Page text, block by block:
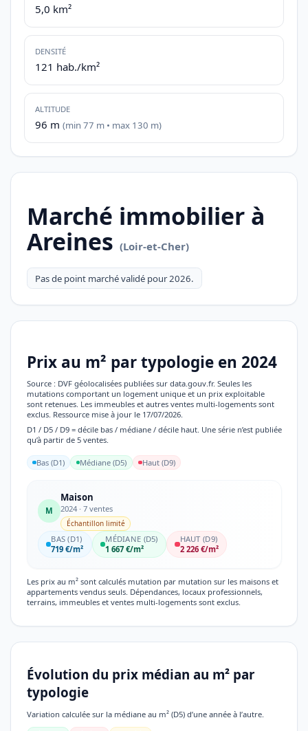
5,0 km²
DENSITÉ
121 hab./km²
ALTITUDE
96 m (min 77 m • max 130 m)
Marché immobilier à
Areines (Loir-et-Cher)
Pas de point marché validé pour 2026.
Prix au m² par typologie en 2024
Source : DVF géolocalisées publiées sur data.gouv.fr. Seules les
mutations comportant un logement unique et un prix exploitable
sont retenues. Les immeubles et autres ventes multi-logements sont
exclus. Ressource mise à jour le 17/07/2026.
D1 / D5 / D9 = décile bas / médiane / décile haut. Une série n’est publiée
qu’à partir de 5 ventes.
Bas (D1) Médiane (D5) Haut (D9)
M
Maison
2024 · 7 ventes
Échantillon limité
BAS (D1)
719 €/m²
MÉDIANE (D5)
1 667 €/m²
HAUT (D9)
2 226 €/m²
Les prix au m² sont calculés mutation par mutation sur les maisons et
appartements vendus seuls. Dépendances, locaux professionnels,
terrains, immeubles et ventes multi-logements sont exclus.
Évolution du prix médian au m² par
typologie
Variation calculée sur la médiane au m² (D5) d’une année à l’autre.